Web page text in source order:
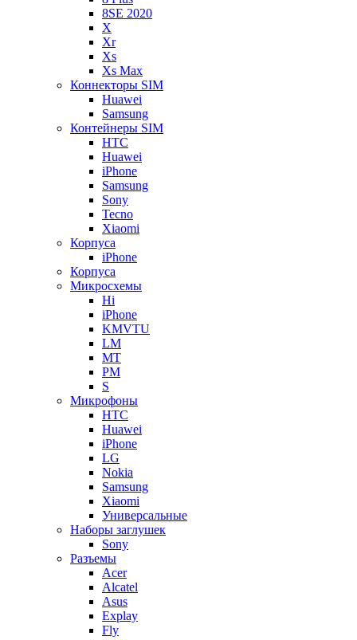
8SE 2020
X
Xr
Xs
Xs Max
Коннекторы SIM
Huawei
Samsung
Контейнеры SIM
HTC
Huawei
iPhone
Samsung
Sony
Tecno
Xiaomi
Корпуса
iPhone
Корпуса
Микросхемы
Hi
iPhone
KMVTU
LM
MT
PM
S
Микрофоны
HTC
Huawei
iPhone
LG
Nokia
Samsung
Xiaomi
Универсальные
Наборы заглушек
Sony
Разъемы
Acer
Alcatel
Asus
Explay
Fly